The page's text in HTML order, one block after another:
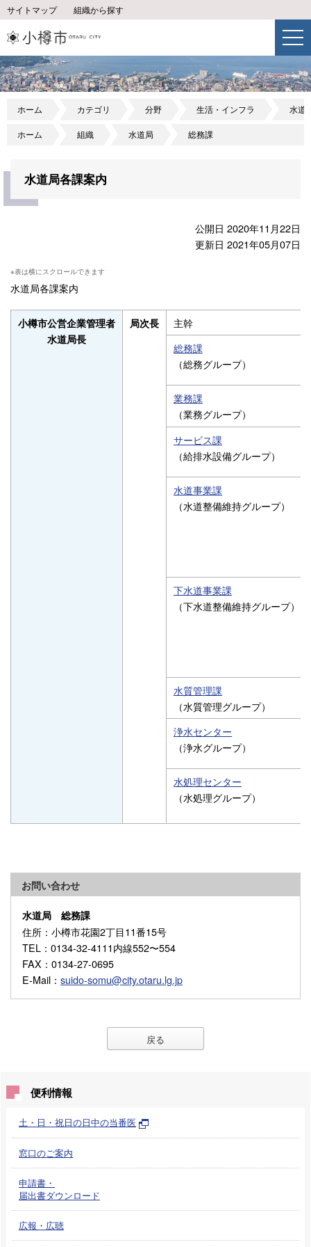
サイトマップ 組織から探す
ホーム カテゴリ 分野 生活・インフラ 水道
ホーム 組織 水道局 総務課
水道局各課案内
公開日 2020年11月22日
更新日 2021年05月07日
水道局各課案内
小樽市公営企業管理者
水道局長
局次長
主幹
総務課
（総務グループ）
業務課
（業務グループ）
サービス課
（給排水設備グループ）
水道事業課
（水道整備維持グループ）
下水道事業課
（下水道整備維持グループ）
水質管理課
（水質管理グループ）
浄水センター
（浄水グループ）
水処理センター
（水処理グループ）
お問い合わせ
水道局 総務課
住所 ：小樽市花園2丁目11番15号
TEL ：0134-32-4111内線552〜554
FAX ：0134-27-0695
E-Mail ： suido-somu@city.otaru.lg.jp
戻る
便利情報
土・日・祝日の日中の当番医
窓口のご案内
申請書・
届出書ダウンロード
広報・広聴